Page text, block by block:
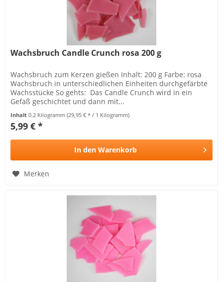
Wachsbruch Candle Crunch rosa 200 g
Wachsbruch zum Kerzen gießen Inhalt: 200 g Farbe: rosa
Wachsbruch in unterschiedlichen Einheiten durchgefärbte
Wachsstücke So gehts: Das Candle Crunch wird in ein
Gefäß geschichtet und dann mit...
Inhalt0.2 Kilogramm(29,95 € * / 1 Kilogramm)
5,99 € *
In den Warenkorb
Merken